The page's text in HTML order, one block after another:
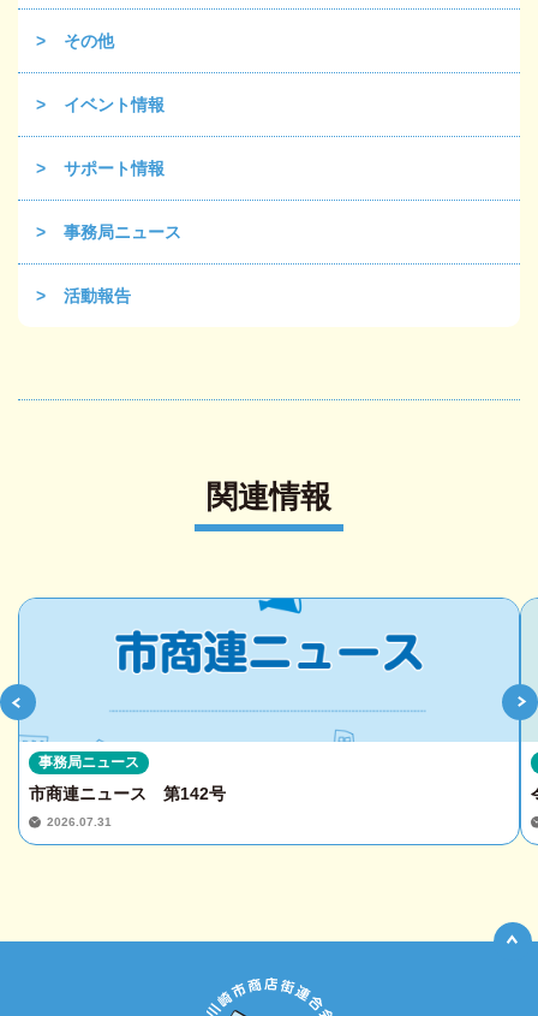
その他
イベント情報
サポート情報
事務局ニュース
活動報告
関連情報
市商連ニュース 第142号
2026.07.31
事務局ニュース